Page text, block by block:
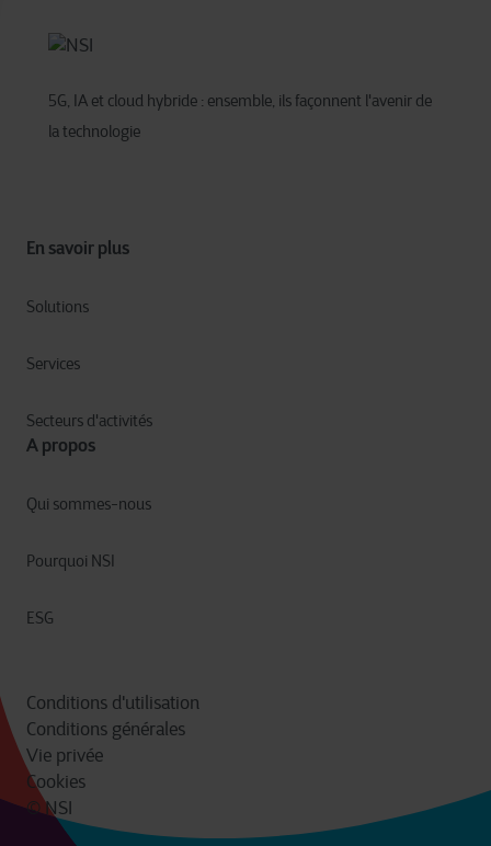
5G, IA et cloud hybride : ensemble, ils façonnent l'avenir de
la technologie
En savoir plus
Solutions
Services
Secteurs d'activités
A propos
Qui sommes-nous
Pourquoi NSI
ESG
Conditions d'utilisation
Conditions générales
Vie privée
Cookies
© NSI